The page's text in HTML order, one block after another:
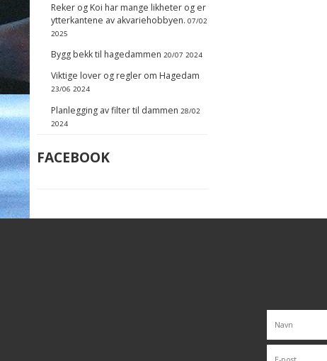
Reker og Koi har mange likheter og er
ytterkantene av akvariehobbyen. 07/02
2025
Bygg bekk til hagedammen 20/07 2024
Viktige lover og regler om Hagedam
23/06 2024
Planlegging av filter til dammen 28/02
2024
FACEBOOK